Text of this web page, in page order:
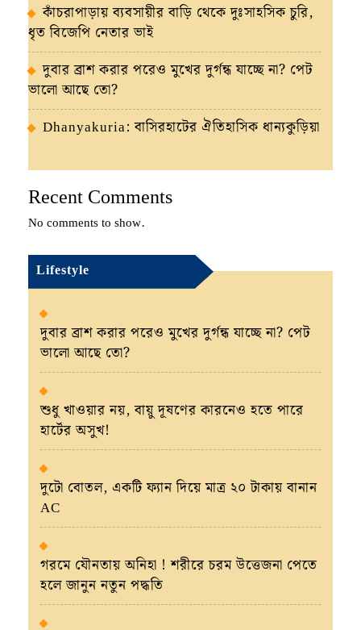
কাঁচরাপাড়ায় ব্যবসায়ীর বাড়ি থেকে দুঃসাহসিক চুরি,
ধৃত বিজেপি নেতার ভাই
দুবার ব্রাশ করার পরেও মুখের দুর্গন্ধ যাচ্ছে না? পেট
ভালো আছে তো?
Dhanyakuria: বাসিরহাটের ঐতিহাসিক ধান্যকুড়িয়া
Recent Comments
No comments to show.
Lifestyle
দুবার ব্রাশ করার পরেও মুখের দুর্গন্ধ যাচ্ছে না? পেট
ভালো আছে তো?
শুধু খাওয়ার নয়, বায়ু দূষণের কারনেও হতে পারে
হার্টের অসুখ!
দুটো বোতল, একটি ফ্যান দিয়ে মাত্র ২০ টাকায় বানান
AC
গরমে যৌনতায় অনিহা ! শরীরে চরম উত্তেজনা পেতে
হলে জানুন নতুন পদ্ধতি